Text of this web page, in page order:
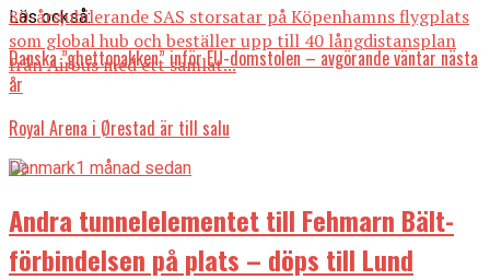
Läs också:
Danska ”ghettopakken” inför EU-domstolen – avgörande väntar nästa
år
Royal Arena i Ørestad är till salu
80-årsjubilerande SAS storsatar på Köpenhamns flygplats
som global hub och beställer upp till 40 långdistansplan
från Airbus med ett samlat...
Danmark1 månad sedan
Andra tunnelelementet till Fehmarn Bält-
förbindelsen på plats – döps till Lund